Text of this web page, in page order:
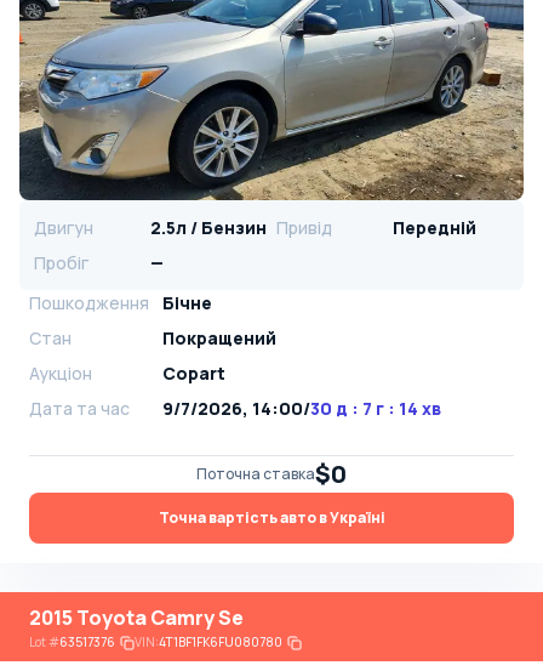
Двигун 2.5л / Бензин Привід
Передній
Пробіг
—
Пошкодження
Бічне
Стан
Покращений
Аукціон
Copart
Дата та час
9/7/2026, 14:00/30 д : 7 г : 14 хв
Поточна ставка$0
Точна вартість авто в Україні
2015 Toyota Camry Se
Lot#63517376 VIN:4T1BF1FK6FU080780